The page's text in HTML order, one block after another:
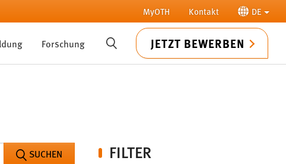
MyOTH Kontakt DE
Forschung SUCHE JETZT BEWERBEN
FILTER
SUCHEN